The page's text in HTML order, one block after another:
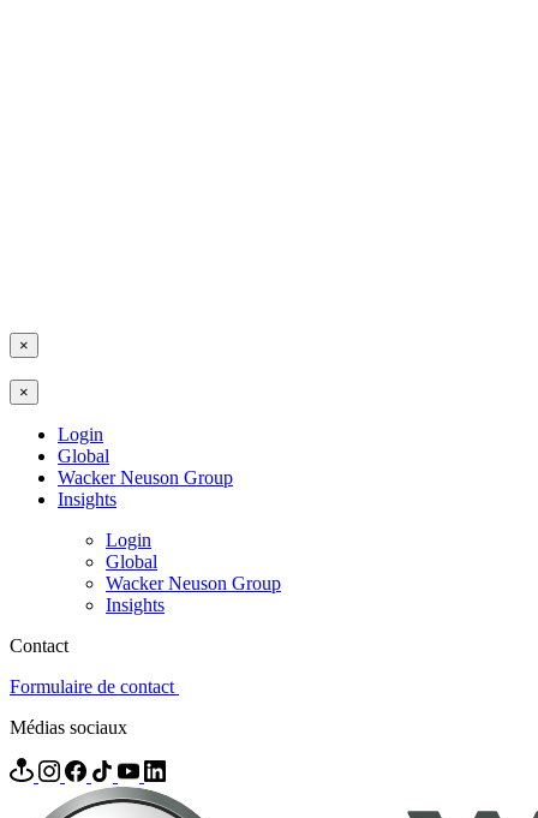
×
×
Login
Global
Wacker Neuson Group
Insights
Login
Global
Wacker Neuson Group
Insights
Contact
Formulaire de contact
Médias sociaux